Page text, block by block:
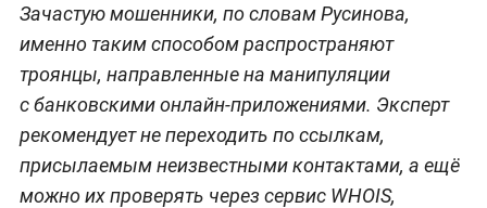
Зачастую мошенники, по словам Русинова,
именно таким способом распространяют
троянцы, направленные на манипуляции
с банковскими онлайн-приложениями. Эксперт
рекомендует не переходить по ссылкам,
присылаемым неизвестными контактами, а ещё
можно их проверять через сервис WHOIS,